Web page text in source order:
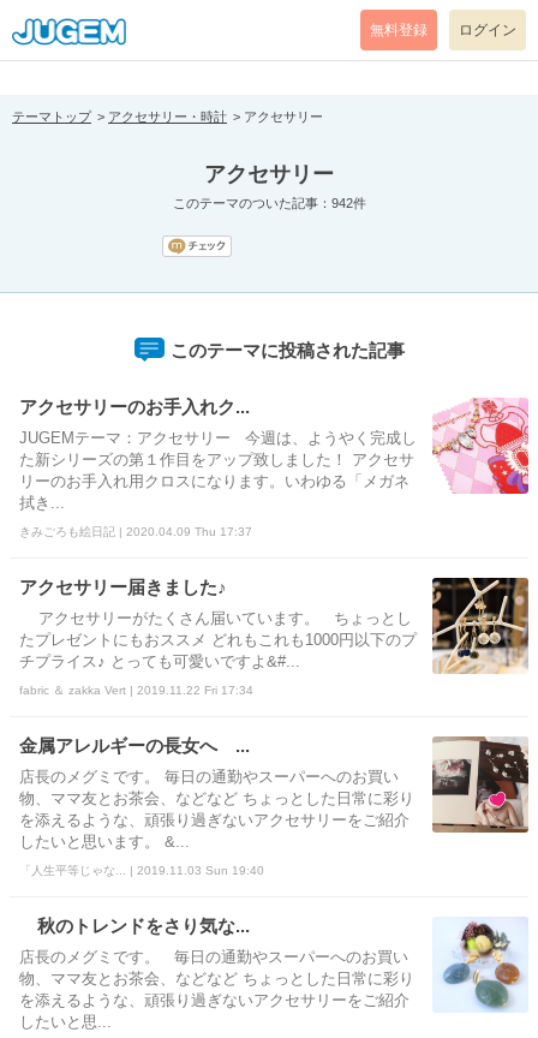
[pear_error: message="Success" code=0 mode=return level=notice
prefix="" info=""]
無料登録 ログイン
テーマトップ アクセサリー・時計 アクセサリー
アクセサリー
このテーマのついた記事：942件
このテーマに投稿された記事
アクセサリーのお手入れク...
JUGEMテーマ：アクセサリー 今週は、ようやく完成し
た新シリーズの第１作目をアップ致しました！ アクセサ
リーのお手入れ用クロスになります。いわゆる「メガネ
拭き...
きみごろも絵日記 | 2020.04.09 Thu 17:37
アクセサリー届きました♪
アクセサリーがたくさん届いています。 ちょっとし
たプレゼントにもおススメ どれもこれも1000円以下のプ
チプライス♪ とっても可愛いですよ&#...
fabric ＆ zakka Vert | 2019.11.22 Fri 17:34
金属アレルギーの長女へ ...
店長のメグミです。 毎日の通勤やスーパーへのお買い
物、ママ友とお茶会、などなど ちょっとした日常に彩り
を添えるような、頑張り過ぎないアクセサリーをご紹介
したいと思います。 &...
「人生平等じゃな... | 2019.11.03 Sun 19:40
秋のトレンドをさり気な...
店長のメグミです。 毎日の通勤やスーパーへのお買い
物、ママ友とお茶会、などなど ちょっとした日常に彩り
を添えるような、頑張り過ぎないアクセサリーをご紹介
したいと思...